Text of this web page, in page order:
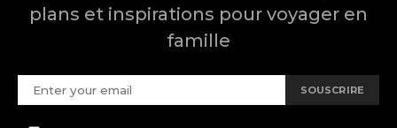
plans et inspirations pour voyager en
famille
SOUSCRIRE